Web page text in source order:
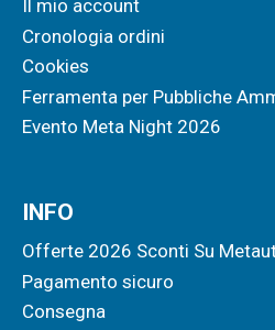
Il mio account
Cronologia ordini
Cookies
Ferramenta per Pubbliche
Evento Meta Night 2026
INFO
Offerte 2026 Sconti Su
Pagamento sicuro
Consegna